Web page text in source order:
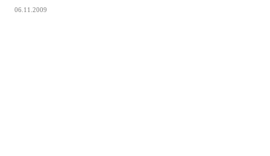
06.11.2009